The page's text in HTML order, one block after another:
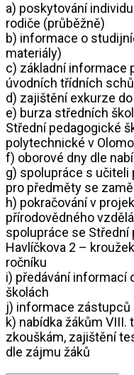
a) poskytování
rodiče (průběžně)
b) informace o
materiály)
c) základní informace
úvodních třídních
d) zajištění exkurze
e) burza středních
Střední pedagogické
polytechnické v
f) oborové dny dle
g) spolupráce s
pro předměty se
h) pokračování v
přírodovědného
spolupráce se Střední
Havlíčkova 2 –
ročníku
i) předávání informací
školách
j) informace zástupců
k) nabídka žákům
zkouškám, zajištění
dle zájmu žáků